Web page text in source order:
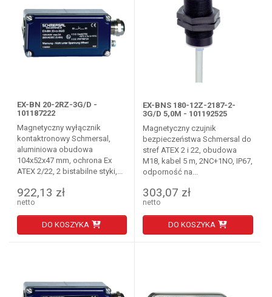
EX-BN 20-2RZ-3G/D -
101187222
Magnetyczny wyłącznik
kontaktronowy Schmersal,
aluminiowa obudowa
104x52x47 mm, ochrona Ex
ATEX 2/22, 2 bistabilne styki,...
922,13 zł
netto
DO KOSZYKA
EX-BNS 180-12Z-2187-2-
3G/D 5,0M - 101192525
Magnetyczny czujnik
bezpieczeństwa Schmersal do
stref ATEX 2 i 22, obudowa
M18, kabel 5 m, 2NC+1NO, IP67,
odporność na...
303,07 zł
netto
DO KOSZYKA